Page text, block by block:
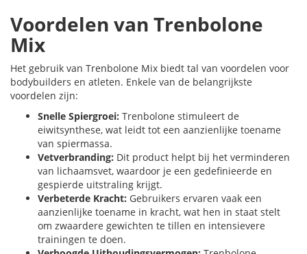
Voordelen van Trenbolone
Mix
Het gebruik van Trenbolone Mix biedt tal van voordelen voor
bodybuilders en atleten. Enkele van de belangrijkste
voordelen zijn:
Snelle Spiergroei: Trenbolone stimuleert de
eiwitsynthese, wat leidt tot een aanzienlijke toename
van spiermassa.
Vetverbranding: Dit product helpt bij het verminderen
van lichaamsvet, waardoor je een gedefinieerde en
gespierde uitstraling krijgt.
Verbeterde Kracht: Gebruikers ervaren vaak een
aanzienlijke toename in kracht, wat hen in staat stelt
om zwaardere gewichten te tillen en intensievere
trainingen te doen.